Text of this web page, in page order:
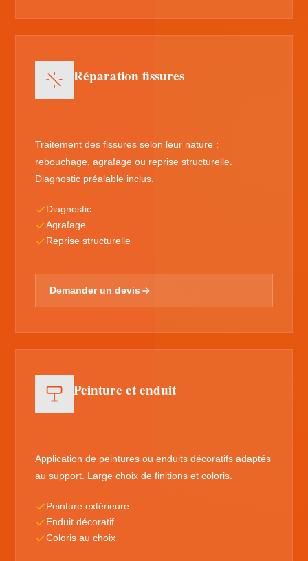
Réparation fissures
Traitement des fissures selon leur nature :
rebouchage, agrafage ou reprise structurelle.
Diagnostic préalable inclus.
Diagnostic
Agrafage
Reprise structurelle
Demander un devis
Peinture et enduit
Application de peintures ou enduits décoratifs adaptés
au support. Large choix de finitions et coloris.
Peinture extérieure
Enduit décoratif
Coloris au choix